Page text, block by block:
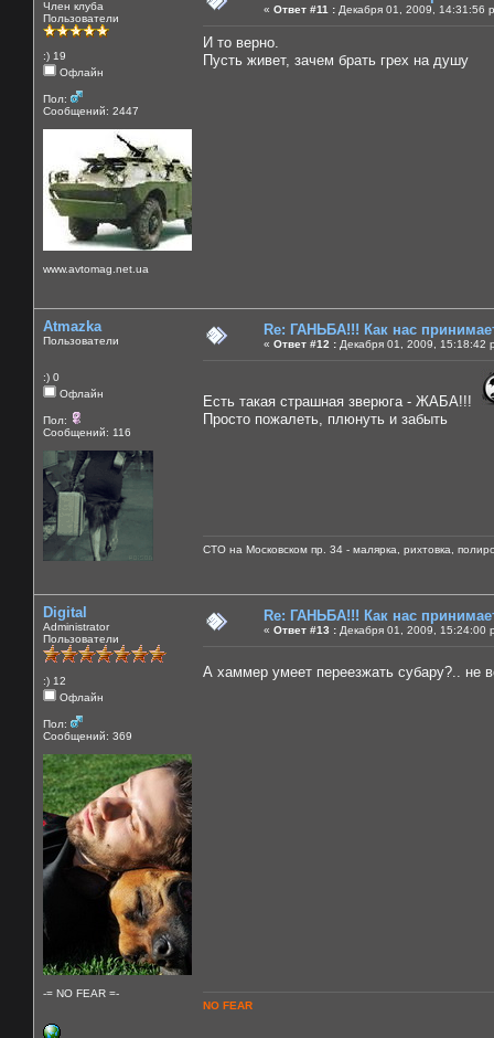
Член клуба
Пользователи
:) 19
Офлайн
Пол:
Сообщений: 2447
www.avtomag.net.ua
« Ответ #11 : Декабря 01, 2009, 14:31:56
И то верно.
Пусть живет, зачем брать грех на душу
Atmazka
Пользователи
:) 0
Офлайн
Пол:
Сообщений: 116
Re: ГАНЬБА!!! Как нас
« Ответ #12 : Декабря 01, 2009, 15:18:42
Есть такая страшная зверюга - ЖАБА!!!
Просто пожалеть, плюнуть и забыть
СТО на Московском пр. 34 - малярка, рихтовка,
Digital
Administrator
Пользователи
:) 12
Офлайн
Пол:
Сообщений: 369
-= NO FEAR =-
Re: ГАНЬБА!!! Как нас
« Ответ #13 : Декабря 01, 2009, 15:24:00
А хаммер умеет переезжать субару?.. не
NO FEAR